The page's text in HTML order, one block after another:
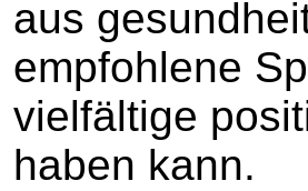
aus
empfohlene
vielfältige
haben kann.